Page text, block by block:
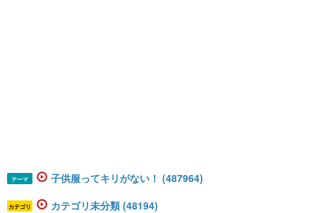
テーマ 子供服ってキリがない！ (487964)
カテゴリ カテゴリ未分類 (48194)